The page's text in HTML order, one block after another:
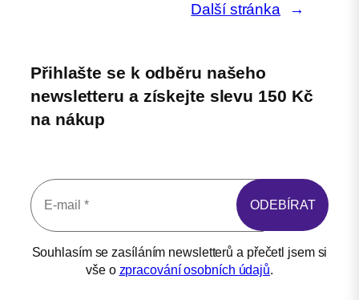
Další stránka
→
Přihlašte se k odběru našeho
newsletteru a získejte slevu 150 Kč
na nákup
Souhlasím se zasíláním newsletterů a přečetl jsem si
vše o zpracování osobních údajů.